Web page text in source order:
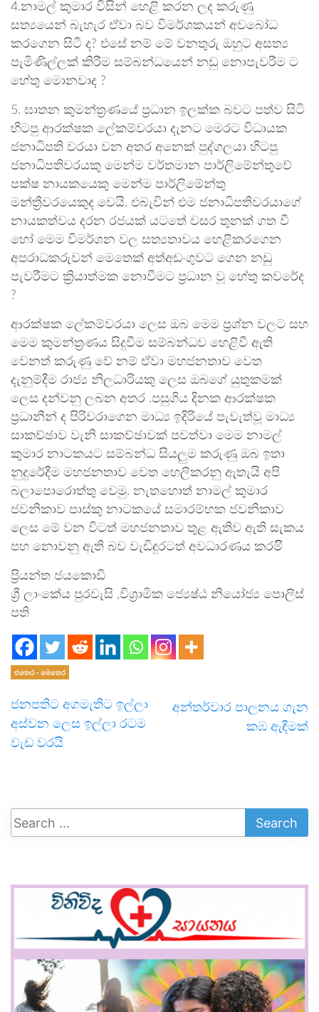
4.නාමල් කුමාර විසින් හෙළි කරන ලද කරුණු
සත්‍යයෙන් බැහැර ඒවා බව විමර්ශකයන් අවබෝධ
කරගෙන සිටී ද? එසේ නම් මේ වනතුරු ඔහුට අසත්‍ය
පැමිණිල්ලක් කිරීම සම්බන්ධයෙන් නඩු නොපැවරීම ට
හේතු මොනවාද ?
5. ඝාතන කුමන්ත්‍රණයේ ප්‍රධාන ඉලක්ක බවට පත්ව සිටි
හිටපු ආරක්ෂක ලේකම්වරයා දැනට මෙරට විධායක
ජනාධිපති වරයා වන අතර අනෙක් පුද්ගලයා හිටපු
ජනාධිපතිවරයකු මෙන්ම වර්තමාන පාර්ලිමේන්තුවේ
පක්ෂ නායකයෙකු මෙන්ම පාර්ලිමේන්තු
මන්ත්‍රීවරයෙකුද වෙයි. එබැවින් එම ජනාධිපතිවරයාගේ
නායකත්වය දරන රජයක් යටතේ වසර තුනක් ගත වී
හෝ මෙම විමර්ශන වල සත්‍යතාවය හෙළිකරගෙන
අපරාධකරුවන් මෙතෙක් අත්අඩංගුවට ගෙන නඩු
පැවරීමට ක්‍රියාත්මක නොවීමට ප්‍රධාන වූ හේතු කවරේද
?
ආරක්ෂක ලේකම්වරයා ලෙස ඔබ මෙම ප්‍රශ්න වලට සහ
මෙම කුමන්ත්‍රණය සිදුවීම සම්බන්ධව හෙළිවී ඇති
වෙනත් කරුණු වේ නම් ඒවා මහජනතාව වෙත
දැනුම්දීම රාජ්‍ය නිලධාරියකු ලෙස ඔබගේ යුතුකමක්
ලෙස දන්වනු ලබන අතර .පසුගිය දිනක ආරක්ෂක
ප්‍රධානීන් ද පිරිවරාගෙන මාධ්‍ය ඉදිරියේ පැවැත්වූ මාධ්‍ය
සාකච්ඡාව වැනි සාකච්ඡාවක් පවත්වා මෙම නාමල්
කුමාර නාටකයට සම්බන්ධ සියලුම කරුණු ඔබ ඉතා
නුදුරේදීම මහජනතාව වෙත හෙලිකරනු ඇතැයි අපි
බලාපොරොත්තු වෙමු. නැතහොත් නාමල් කුමාර
ජවනිකාව පාස්කු නාටකයේ සමාරම්භක ජවනිකාව
ලෙස මේ වන විටත් මහජනතාව තුළ ඇතිව ඇති සැකය
පහ නොවනු ඇති බව වැඩිදුරටත් අවධාරණය කරමිි
ප්‍රියන්ත ජයකොඩි
ශ්‍රී ලාංකේය පුරවැසි ,විශ්‍රාමික ජ්‍යෙෂ්ඨ නියෝජ්‍ය පොලිස්
පති
එතෙර - මෙතෙර
ජනපතිට අගමැතිට ඉල්ලා
අස්වන ලෙස ඉල්ලා රටම
වැඩ වරයි
අන්තර්වාර පාලනය ගැන
කඹ ඇඳීමක්